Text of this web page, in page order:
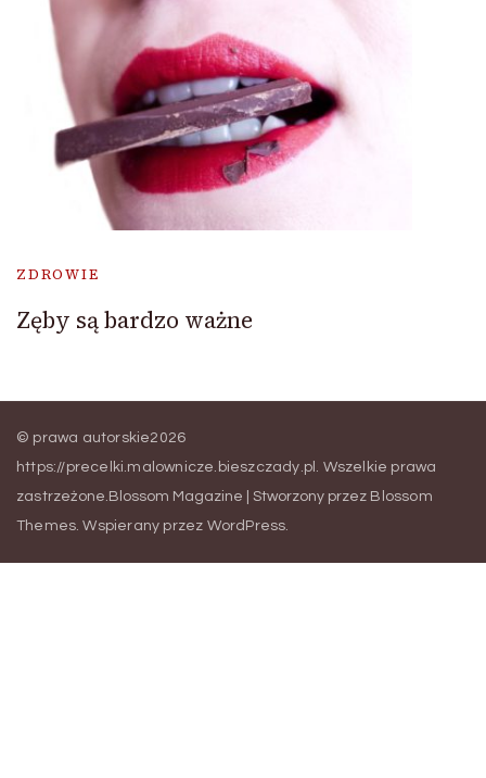
ZDROWIE
Zęby są bardzo ważne
© prawa autorskie2026
https://precelki.malownicze.bieszczady.pl . Wszelkie prawa
zastrzeżone. Blossom Magazine | Stworzony przez Blossom
Themes. Wspierany przez WordPress.